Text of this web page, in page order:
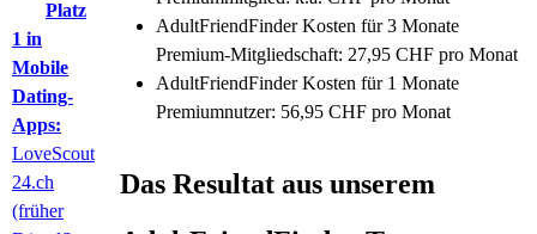
AdultFriendFinder Kosten für 3 Monate
Premium-Mitgliedschaft: 27,95 CHF pro Monat
AdultFriendFinder Kosten für 1 Monate
Premiumnutzer: 56,95 CHF pro Monat
Das Resultat aus unserem
Platz
1 in
Mobile
Dating-
Apps:
LoveScout
24.ch
(früher